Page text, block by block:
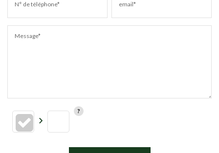
N° de téléphone* email*
Message*